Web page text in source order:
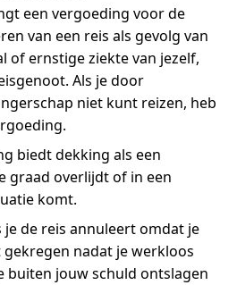
een vergoeding voor de
van een reis als gevolg van
of ernstige ziekte van jezelf,
Als je door
niet kunt reizen, heb
biedt dekking als een
graad overlijdt of in een
komt.
je de reis annuleert omdat je
nadat je werkloos
buiten jouw schuld ontslagen